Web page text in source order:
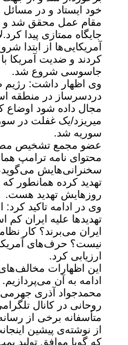
خود ایستاد و در
مقام عمل محقق شد و
جایگاه ممتازی پیدا
آمریکایی‌ها از ابتدا
کردند و ضدیت آمریکا با
جاسوسی شروع شد.
وی اظهار داشت: رژیم
دردسرساز در منطقه
مجال داده شود اوضاع
میریزد/یک غفلت در
سوریه شد.
عضو مجمع تشخیص
محتوای نامه ترامپ
سخنرانی‌هایش می‌گوید،
تهدید کرده همانطور
روزهایش تهدید هست.
وی در ادامه تاکید
تهدیدها علیه ایران
ایران می‌برند؟ کار
نیست؟ حرف‌های
ارزیابی کرد.
این اظهارات
ادامه به آن می‌پردازیم.
محمدجواد آذری جهرمی
روحانی در کانال
متأسفانه برخی از
از نوشته‌ی پیشین
که گویا موافق تولید